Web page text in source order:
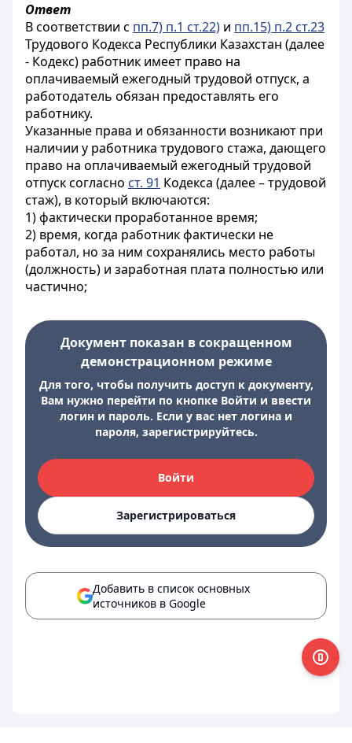
Ответ
В соответствии с пп.7) п.1 ст.22) и пп.15) п.2 ст.23
Трудового Кодекса Республики Казахстан (далее
- Кодекс) работник имеет право на
оплачиваемый ежегодный трудовой отпуск, а
работодатель обязан предоставлять его
работнику.
Указанные права и обязанности возникают при
наличии у работника трудового стажа, дающего
право на оплачиваемый ежегодный трудовой
отпуск согласно ст. 91 Кодекса (далее – трудовой
стаж), в который включаются:
1) фактически проработанное время;
2) время, когда работник фактически не
работал, но за ним сохранялись место работы
(должность) и заработная плата полностью или
частично;
Документ показан в сокращенном
демонстрационном режиме
Для того, чтобы получить доступ к документу,
Вам нужно перейти по кнопке Войти и ввести
логин и пароль. Если у вас нет логина и
пароля, зарегистрируйтесь.
Войти
Зарегистрироваться
Добавить в список основных
источников в Google